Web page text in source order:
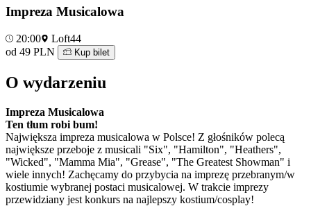
Impreza Musicalowa
20:00
Loft44
od 49 PLN
Kup bilet
O wydarzeniu
Impreza Musicalowa
Ten tłum robi bum!
Największa impreza musicalowa w Polsce! Z głośników polecą
największe przeboje z musicali "Six", "Hamilton", "Heathers",
"Wicked", "Mamma Mia", "Grease", "The Greatest Showman" i
wiele innych! Zachęcamy do przybycia na imprezę przebranym/w
kostiumie wybranej postaci musicalowej. W trakcie imprezy
przewidziany jest konkurs na najlepszy kostium/cosplay!